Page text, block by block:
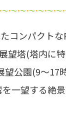
コンパクトな
望塔(塔内に
望公園(9～17
一望する絶